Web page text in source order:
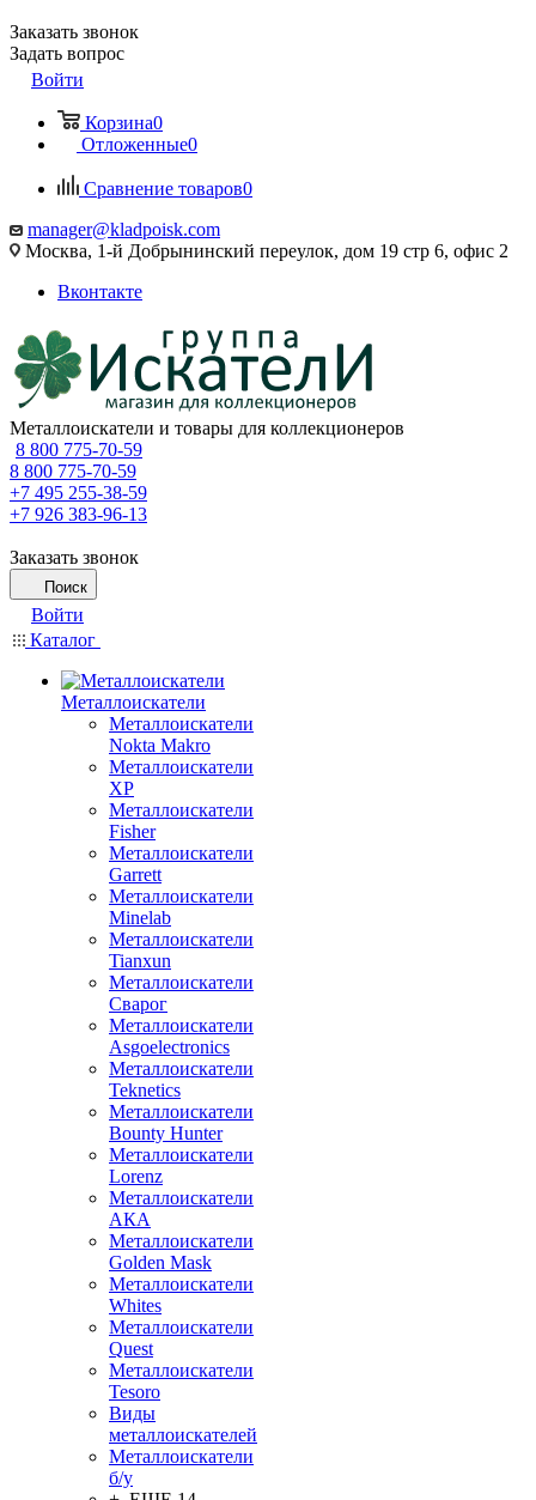
Заказать звонок
Задать вопрос
Войти
Корзина0
Отложенные0
Сравнение товаров0
manager@kladpoisk.com
Москва, 1-й Добрынинский переулок, дом 19 стр 6, офис 2
Вконтакте
Металлоискатели и товары для коллекционеров
8 800 775-70-59
8 800 775-70-59
+7 495 255-38-59
+7 926 383-96-13
Заказать звонок
Поиск
Войти
Каталог
Металлоискатели
Металлоискатели
Nokta Makro
Металлоискатели
XP
Металлоискатели
Fisher
Металлоискатели
Garrett
Металлоискатели
Minelab
Металлоискатели
Tianxun
Металлоискатели
Сварог
Металлоискатели
Asgoelectronics
Металлоискатели
Teknetics
Металлоискатели
Bounty Hunter
Металлоискатели
Lorenz
Металлоискатели
АКА
Металлоискатели
Golden Mask
Металлоискатели
Whites
Металлоискатели
Quest
Металлоискатели
Tesoro
Виды
металлоискателей
Металлоискатели
б/у